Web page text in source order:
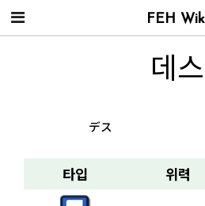
데스
デス
타입 위력
FEH